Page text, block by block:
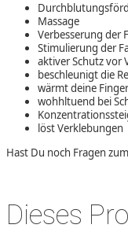
Massage
Verbesserung der
Stimulierung der
aktiver Schutz vor
beschleunigt die
wärmt deine Finger
wohhltuend bei
löst Verklebungen
Hast Du noch Fragen
Dieses